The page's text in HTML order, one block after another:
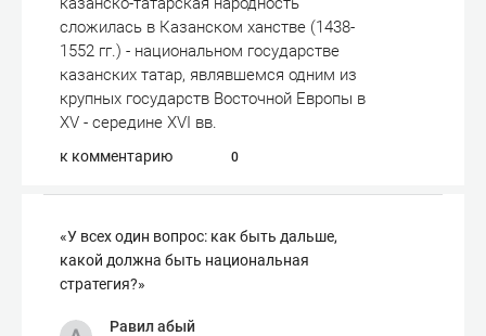
сложилась в Казанском ханстве (1438-
1552 гг.) - национальном государстве
казанских татар, являвшемся одним из
крупных государств Восточной Европы в
XV - середине XVI вв.
к комментарию 0
«У всех один вопрос: как быть дальше,
какой должна быть национальная
стратегия?»
Равил абый